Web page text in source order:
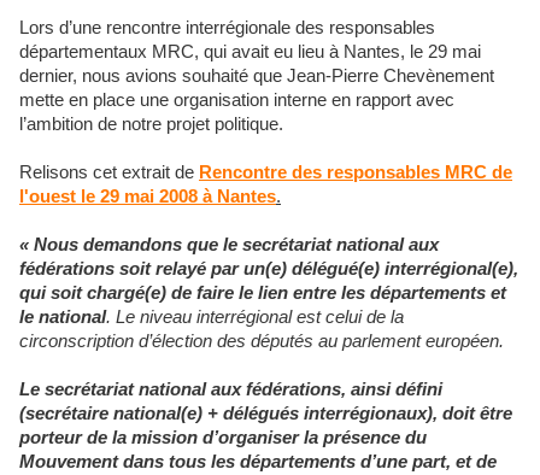
Lors d’une rencontre interrégionale des responsables
départementaux MRC, qui avait eu lieu à Nantes, le 29 mai
dernier, nous avions souhaité que Jean-Pierre Chevènement
mette en place une organisation interne en rapport avec
l’ambition de notre projet politique.
Relisons cet extrait de Rencontre des responsables MRC de
l'ouest le 29 mai 2008 à Nantes.
« Nous demandons que le secrétariat national aux
fédérations soit relayé par un(e) délégué(e) interrégional(e),
qui soit chargé(e) de faire le lien entre les départements et
le national. Le niveau interrégional est celui de la
circonscription d’élection des députés au parlement européen.
Le secrétariat national aux fédérations, ainsi défini
(secrétaire national(e) + délégués interrégionaux), doit être
porteur de la mission d’organiser la présence du
Mouvement dans tous les départements d’une part, et de